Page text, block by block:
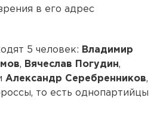
в его адрес
5 человек: Владимир
, Вячеслав Погудин,
Александр Серебренников,
то есть однопартийцы